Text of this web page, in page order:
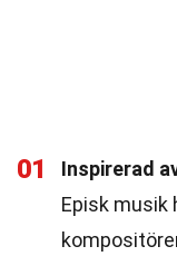
01
Inspirerad
Episk musik